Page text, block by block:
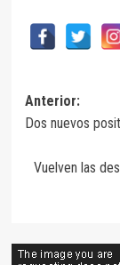
de
entradas
Anterior:
Dos nuevos
Vuelven las